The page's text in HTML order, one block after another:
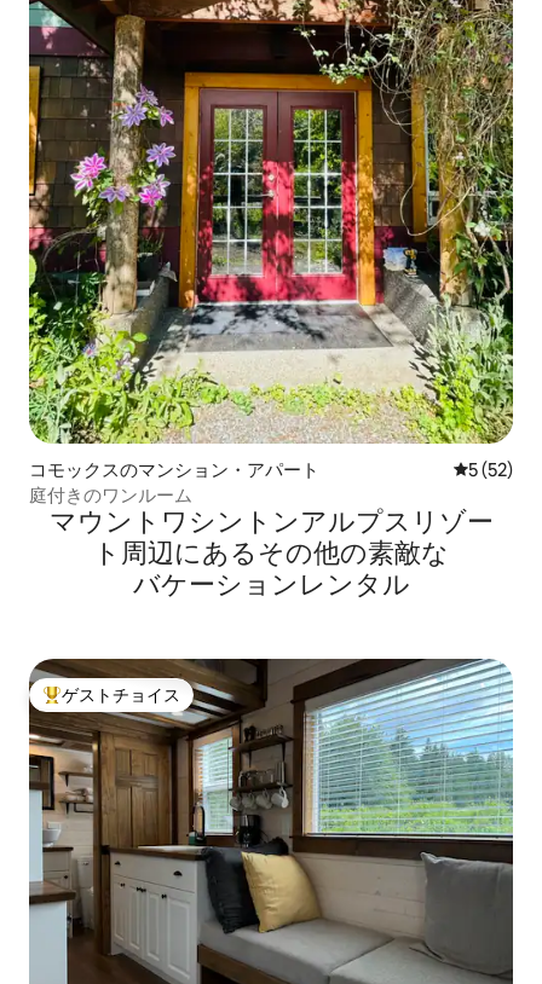
コモックスのマンション・アパート レビュー
5 (52)
庭付きのワンルーム
マウントワシントンアルプスリゾー
ト⁠周⁠辺⁠に⁠あ⁠るそ⁠の⁠他⁠の素⁠敵⁠な
バ⁠ケ⁠ー⁠シ⁠ョ⁠ン⁠レ⁠ン⁠タ⁠ル
大好評のゲストチョイスです。
ゲストチョイス